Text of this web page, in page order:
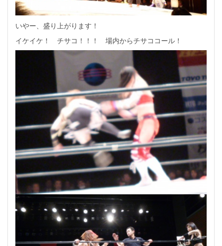
いやー、盛り上がります！
イケイケ！ チサコ！！！ 場内からチサココール！